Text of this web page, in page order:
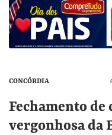
CONCÓRDIA
Fechamento de
vergonhosa da